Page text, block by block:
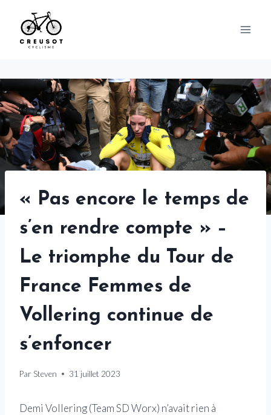
content
« Pas encore le temps de
s’en rendre compte » –
Le triomphe du Tour de
France Femmes de
Vollering continue de
s’enfoncer
Par Steven 31 juillet 2023
Demi Vollering (Team SD Worx) n’avait rien à